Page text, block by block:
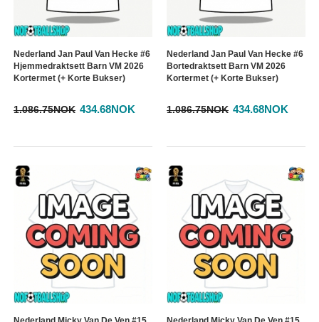
Nederland Jan Paul Van Hecke #6
Hjemmedraktsett Barn VM 2026
Kortermet (+ Korte Bukser)
1.086.75NOK 434.68NOK
Nederland Jan Paul Van Hecke #6
Bortedraktsett Barn VM 2026
Kortermet (+ Korte Bukser)
1.086.75NOK 434.68NOK